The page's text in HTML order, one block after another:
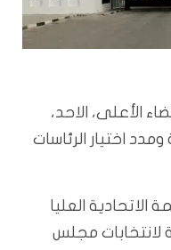
الأعلى، الاحد،
اختيار الرئاسات
العليا
لانتخابات مجلس